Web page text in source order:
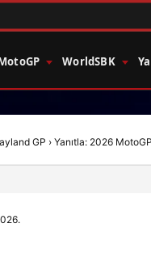
WorldSBK
GP › Yanıtla: 2026